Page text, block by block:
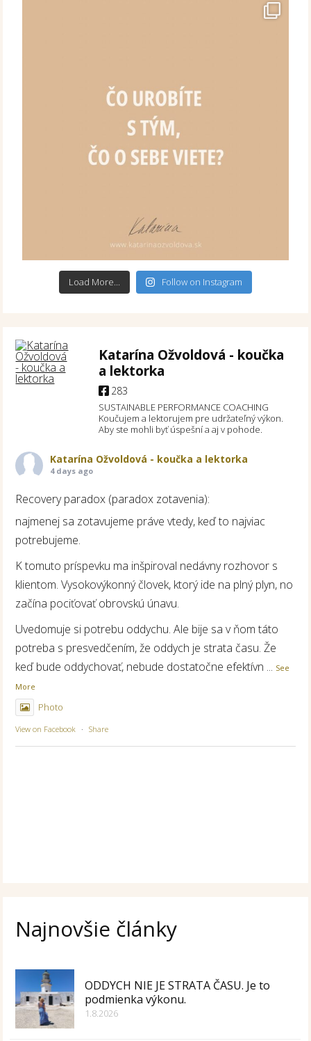
Load More... Follow on Instagram
Katarína Ožvoldová - koučka
a lektorka
283
SUSTAINABLE PERFORMANCE COACHING
Koučujem a lektorujem pre udržateľný výkon.
Aby ste mohli byť úspešní a aj v pohode.
Katarína Ožvoldová - koučka a lektorka
4 days ago
Recovery paradox (paradox zotavenia):
najmenej sa zotavujeme práve vtedy, keď to najviac
potrebujeme.
K tomuto príspevku ma inšpiroval nedávny rozhovor s
klientom. Vysokovýkonný človek, ktorý ide na plný plyn, no
začína pociťovať obrovskú únavu.
Uvedomuje si potrebu oddychu. Ale bije sa v ňom táto
potreba s presvedčením, že oddych je strata času. Že
keď bude oddychovať, nebude dostatočne efektívn ... See
More
Photo
View on Facebook · Share
Najnovšie články
ODDYCH NIE JE STRATA ČASU. Je to
podmienka výkonu.
1.8.2026